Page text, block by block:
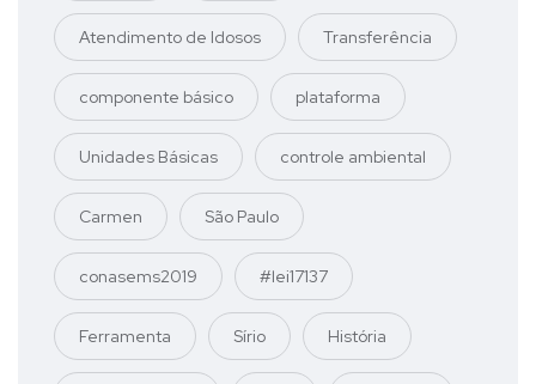
Atendimento de Idosos Transferência
componente básico plataforma
Unidades Básicas controle ambiental
Carmen São Paulo
conasems2019 #lei17137
Ferramenta Sírio História